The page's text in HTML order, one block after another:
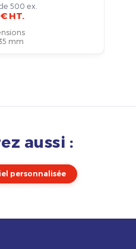
500 ex.
HT.
mm
aussi :
personnalisée